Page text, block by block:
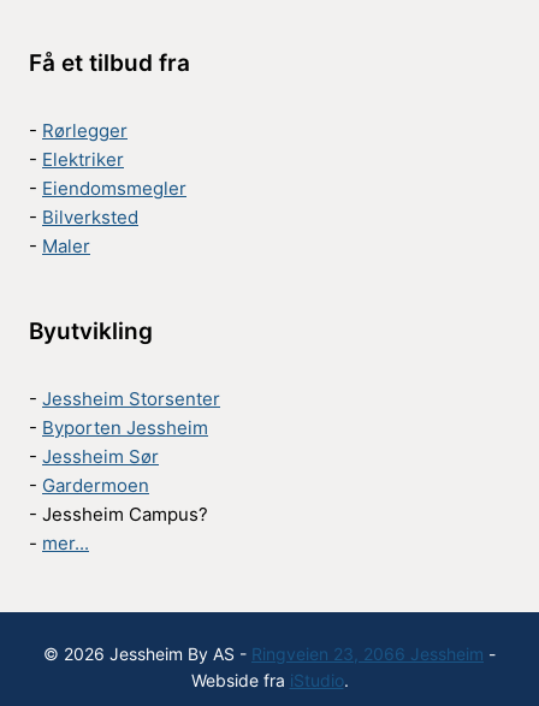
Få et tilbud fra
- Rørlegger
- Elektriker
- Eiendomsmegler
- Bilverksted
- Maler
Byutvikling
- Jessheim Storsenter
- Byporten Jessheim
- Jessheim Sør
- Gardermoen
- Jessheim Campus?
- mer...
© 2026 Jessheim By AS - Ringveien 23, 2066 Jessheim -
Webside fra iStudio.